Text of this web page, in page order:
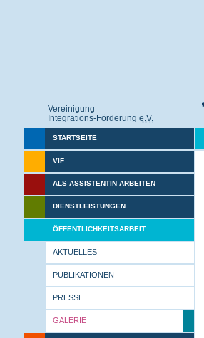
Vereinigung
Integrations-Förderung e.V.
STARTSEITE
VIF
ALS ASSISTENTIN ARBEITEN
DIENSTLEISTUNGEN
ÖFFENTLICHKEITSARBEIT
AKTUELLES
PUBLIKATIONEN
PRESSE
GALERIE